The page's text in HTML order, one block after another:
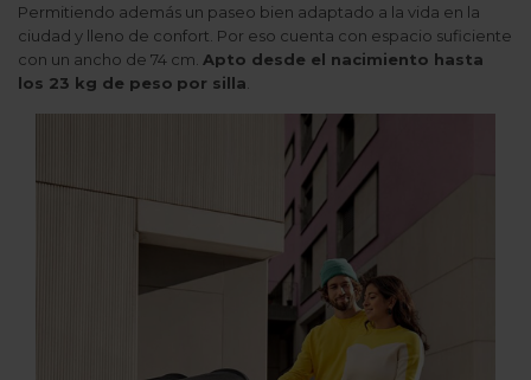
Permitiendo además un paseo bien adaptado a la vida en la
ciudad y lleno de confort. Por eso cuenta con espacio suficiente
con un ancho de 74 cm. Apto desde el nacimiento hasta
los 23 kg de peso por silla